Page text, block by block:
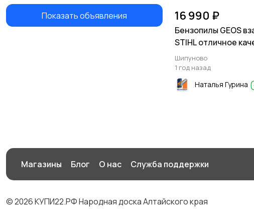
Показать объявления 16 990 ₽
Бензопилы GEOS
STIHL отличное
гарантия 2 года
Шипуново
1 год назад
Наталья Гурина
Магазины Блог О нас Служба поддержки
© 2026 КУПИ22.РФ Народная доска Алтайского края